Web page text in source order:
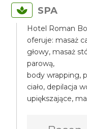
SPA
Hotel Roman
oferuje: masaż
głowy, masaż
parową,
body wrapping,
ciało, depilacja
upiększające,